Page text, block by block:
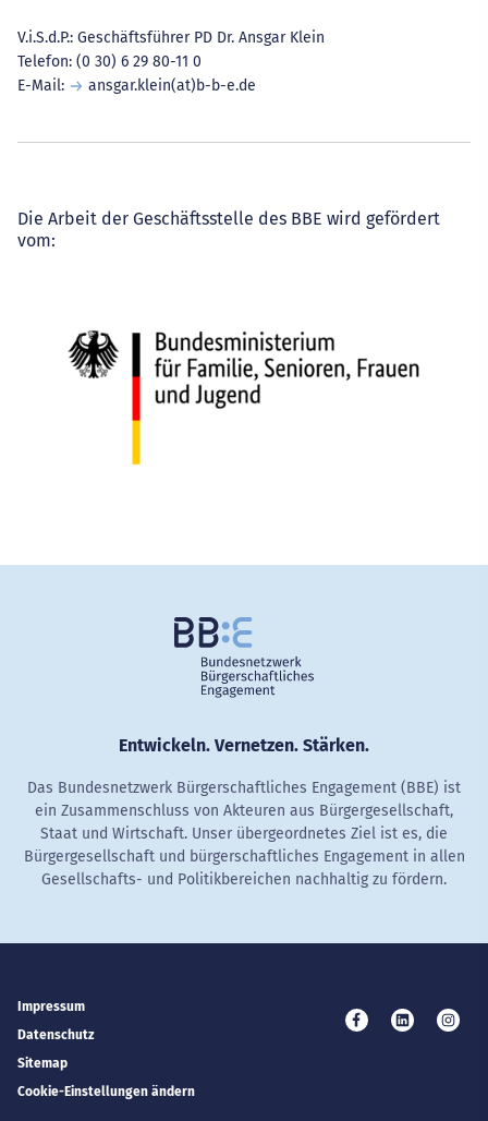
V.i.S.d.P.: Geschäftsführer PD Dr. Ansgar Klein
Telefon: (0 30) 6 29 80-11 0
E-Mail:
ansgar.klein(at)b-b-e.de
Die Arbeit der Geschäftsstelle des BBE wird gefördert
vom:
Entwickeln. Vernetzen. Stärken.
Das Bundesnetzwerk Bürgerschaftliches Engagement (BBE) ist
ein Zusammenschluss von Akteuren aus Bürgergesellschaft,
Staat und Wirtschaft. Unser übergeordnetes Ziel ist es, die
Bürgergesellschaft und bürgerschaftliches Engagement in allen
Gesellschafts- und Politikbereichen nachhaltig zu fördern.
Impressum
Datenschutz
Sitemap
Cookie-Einstellungen ändern
Besuchen Sie uns
Besuchen